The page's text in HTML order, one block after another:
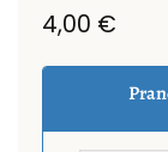
4,00 €